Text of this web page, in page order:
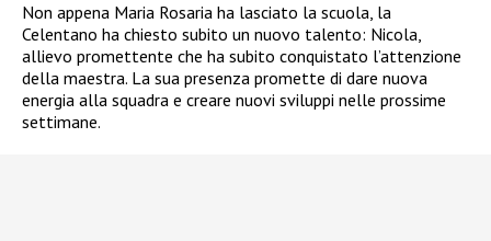
Non appena Maria Rosaria ha lasciato la scuola, la
Celentano ha chiesto subito un nuovo talento: Nicola,
allievo promettente che ha subito conquistato l’attenzione
della maestra. La sua presenza promette di dare nuova
energia alla squadra e creare nuovi sviluppi nelle prossime
settimane.